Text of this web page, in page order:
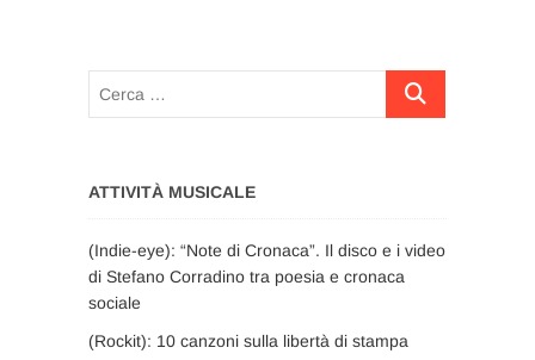
Cerca
ATTIVITÀ MUSICALE
(Indie-eye): “Note di Cronaca”. Il disco e i video
di Stefano Corradino tra poesia e cronaca
sociale
(Rockit): 10 canzoni sulla libertà di stampa